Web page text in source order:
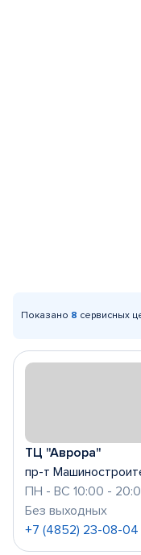
Показано 8 сервисных
ТЦ "Аврора"
пр-т
ПН - ВС 10:00 -
Без выходных
+7 (4852) 23-08-04